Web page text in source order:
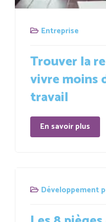
Entreprise
Trouver la
vivre moins
travail
En savoir plus
Développement